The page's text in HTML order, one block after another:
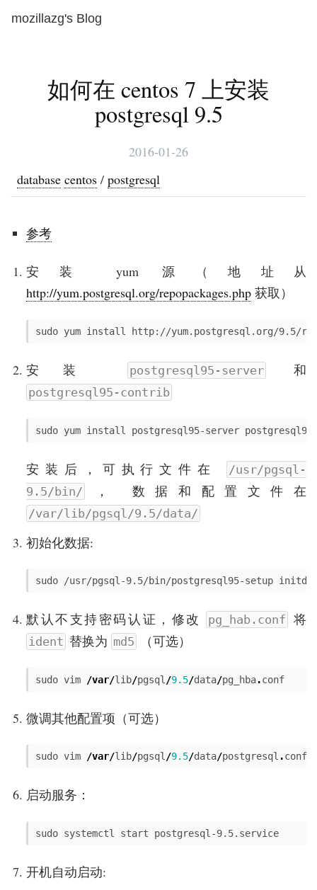
mozillazg's Blog
如何在 centos 7 上安装
postgresql 9.5
2016-01-26
database centos / postgresql
参考
安装 yum 源（地址从
http://yum.postgresql.org/repopackages.php 获取）
安装 postgresql95-server 和
postgresql95-contrib
安装后，可执行文件在
/usr/pgsql-
9.5/bin/
， 数据和配置文件在
/var/lib/pgsql/9.5/data/
初始化数据:
默认不支持密码认证，修改 pg_hab.conf 将
ident 替换为 md5 （可选）
sudo vim /var/lib/pgsql /9.5/data/pg_hba.conf
微调其他配置项（可选）
sudo vim /var/lib/pgsql/9.5/data/postgresql .conf
启动服务：
开机自动启动: